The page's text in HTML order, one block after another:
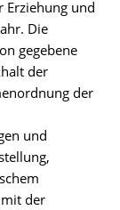
Erziehung und
Die
gegebene
der
der
und
der